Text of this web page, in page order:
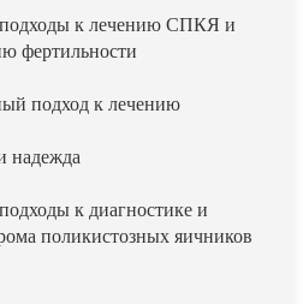
к лечению СПКЯ и
фертильности
подход к лечению
надежда
к диагностике и
поликистозных яичников